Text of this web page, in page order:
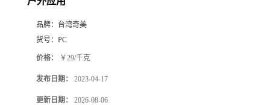
品牌： 台湾奇美
货号： PC
价格： ￥29/千克
发布日期： 2023-04-17
更新日期： 2026-08-06